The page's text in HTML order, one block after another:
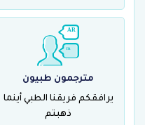
مترجمون طبيون
يرافقكم فريقنا الطبي أينما
ذهبتم